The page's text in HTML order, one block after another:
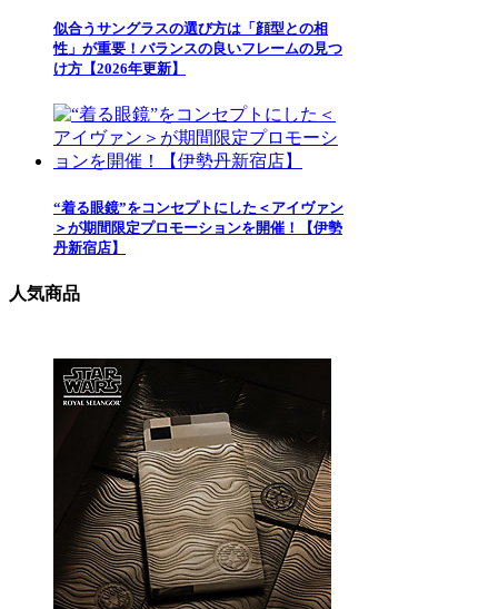
似合うサングラスの選び方は「顔型との相
性」が重要！バランスの良いフレームの見つ
け方【2026年更新】
“着る眼鏡”をコンセプトにした＜アイヴァン
＞が期間限定プロモーションを開催！【伊勢
丹新宿店】
人気商品